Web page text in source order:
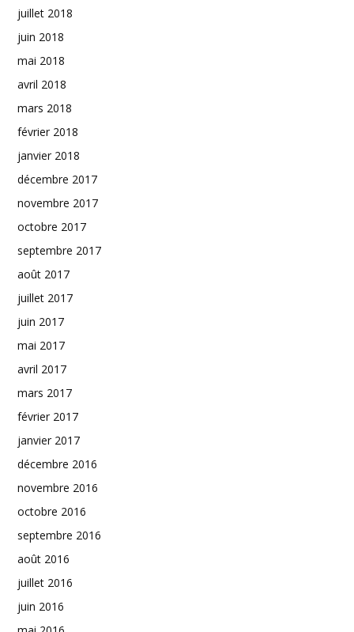
juillet 2018
juin 2018
mai 2018
avril 2018
mars 2018
février 2018
janvier 2018
décembre 2017
novembre 2017
octobre 2017
septembre 2017
août 2017
juillet 2017
juin 2017
mai 2017
avril 2017
mars 2017
février 2017
janvier 2017
décembre 2016
novembre 2016
octobre 2016
septembre 2016
août 2016
juillet 2016
juin 2016